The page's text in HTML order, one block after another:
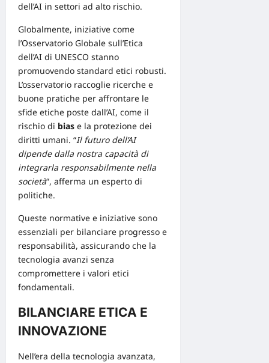
dell’AI in settori ad alto rischio.
Globalmente, iniziative come
l’Osservatorio Globale sull’Etica
dell’AI di UNESCO stanno
promuovendo standard etici robusti.
L’osservatorio raccoglie ricerche e
buone pratiche per affrontare le
sfide etiche poste dall’AI, come il
rischio di bias e la protezione dei
diritti umani. “Il futuro dell’AI
dipende dalla nostra capacità di
integrarla responsabilmente nella
società“, afferma un esperto di
politiche.
Queste normative e iniziative sono
essenziali per bilanciare progresso e
responsabilità, assicurando che la
tecnologia avanzi senza
compromettere i valori etici
fondamentali.
BILANCIARE ETICA E
INNOVAZIONE
Nell’era della tecnologia avanzata,